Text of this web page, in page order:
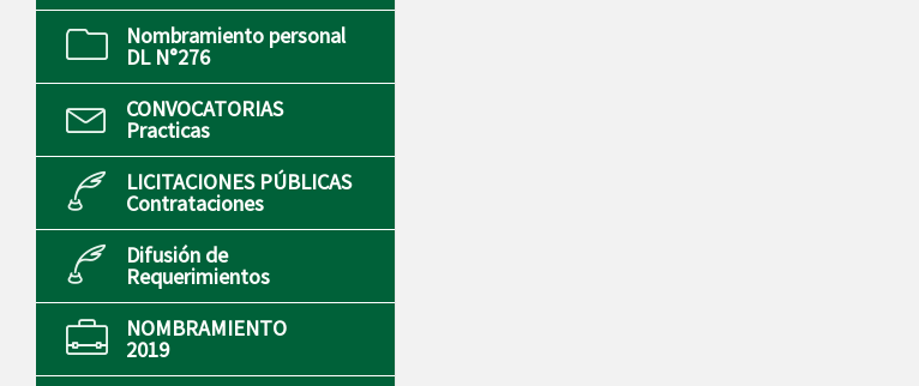
Nombramiento personal
DL N°276
CONVOCATORIAS
Practicas
LICITACIONES PÚBLICAS
Contrataciones
Difusión de
Requerimientos
NOMBRAMIENTO
2019